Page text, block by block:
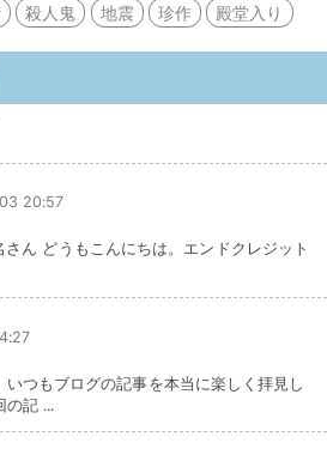
殺人鬼 地震 珍作 殿堂入り
20:57
ん どうもこんにちは。エンドクレジット
つもブログの記事を本当に楽しく拝見し
の記 ...